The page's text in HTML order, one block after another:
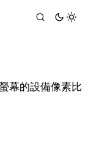
幕的設備像素比